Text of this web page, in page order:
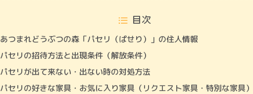
目次
あつまれどうぶつの森「パセリ（ぱせり）」の住人情報
パセリの招待方法と出現条件（解放条件）
パセリが出て来ない・出ない時の対処方法
パセリの好きな家具・お気に入り家具（リクエスト家具・特別な家具）